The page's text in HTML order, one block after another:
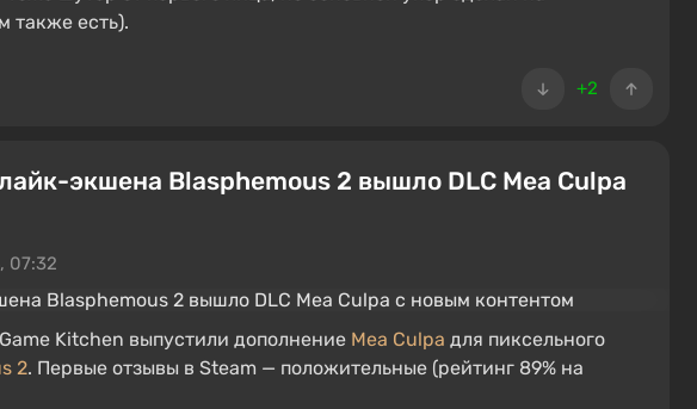
также есть).
+2
экшена Blasphemous 2 вышло DLC Mea Culpa
07:32
Kitchen выпустили дополнение Mea Culpa для пиксельного
2. Первые отзывы в Steam — положительные (рейтинг 89% на